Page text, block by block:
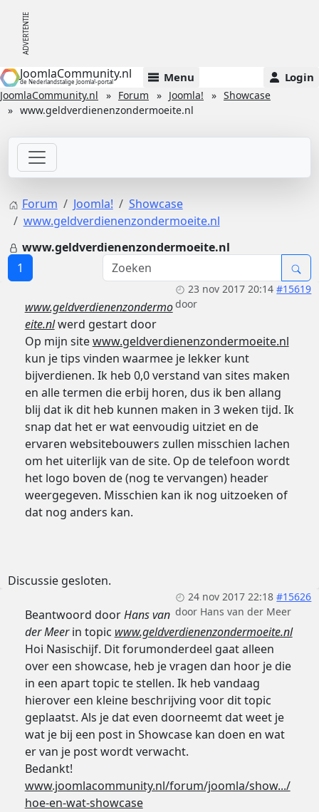
JoomlaCommunity.nl
de Nederlandstalige Joomla!-portal Menu Login
JoomlaCommunity.nl Forum Joomla!
Showcase
www.geldverdienenzondermoeite.nl
Forum Joomla!
Showcase
www.geldverdienenzondermoeite.nl
www.geldverdienenzondermoeite.nl
1
23 nov 2017 20:14 #15619
door
www.geldverdienenzondermo
eite.nlwerd gestart door
Op mijn sitewww.geldverdienenzondermoeite.nl
kun je tips vinden waarmee je lekker kunt
bijverdienen. Ik heb 0,0 verstand van sites maken
en alle termen die erbij horen, dus ik ben allang
blij dat ik dit heb kunnen maken in 3 weken tijd. Ik
snap dat het er wat eenvoudig uitziet en de
ervaren websitebouwers zullen misschien lachen
om het uiterlijk van de site. Op de telefoon wordt
het logo boven de (nog te vervangen) header
weergegeven. Misschien kan ik nog uitzoeken of
dat nog anders kan.
Discussie gesloten.
24 nov 2017 22:18 #15626
door Hans van der Meer
Beantwoord doorHans van
der Meerin topic www.geldverdienenzondermoeite.nl
Hoi Nasischijf. Dit forumonderdeel gaat alleen
over een showcase, heb je vragen dan hoor je die
in een apart topic te stellen. Ik heb vandaag
hierover een kleine beschrijving voor dit topic
geplaatst. Als je dat even doorneemt dat weet je
wat je bij een post in Showcase kan doen en wat
er van je post wordt verwacht.
Bedankt!
www.joomlacommunity.nl/forum/joomla/show.../
hoe-en-wat-showcase